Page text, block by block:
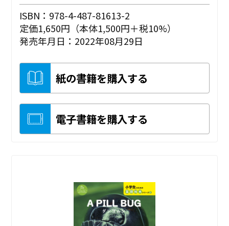
ISBN：978-4-487-81613-2
定価1,650円（本体1,500円＋税10%）
発売年月日：2022年08月29日
紙の書籍を購入する
電子書籍を購入する